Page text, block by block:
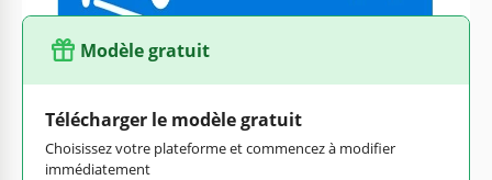
Modèle gratuit
Télécharger le modèle gratuit
Choisissez votre plateforme et commencez à modifier
immédiatement